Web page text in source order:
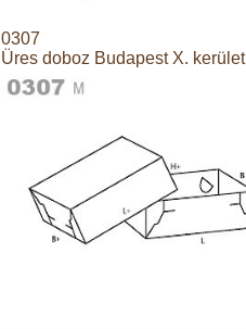
0307
Üres doboz Budapest X. kerület